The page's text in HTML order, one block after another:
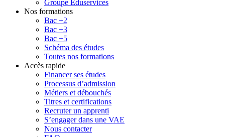
Groupe Eduservices
Nos formations
Bac +2
Bac +3
Bac +5
Schéma des études
Toutes nos formations
Accès rapide
Financer ses études
Processus d’admission
Métiers et débouchés
Titres et certifications
Recruter un apprenti
S’engager dans une VAE
Nous contacter